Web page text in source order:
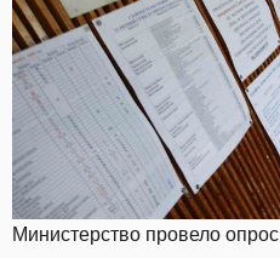
Министерство провело